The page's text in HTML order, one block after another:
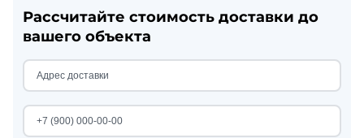
Рассчитайте стоимость доставки до
вашего объекта